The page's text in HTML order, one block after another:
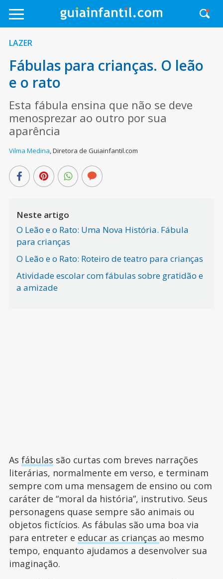
LAZER
Fábulas para crianças. O leão
e o rato
Esta fábula ensina que não se deve
menosprezar ao outro por sua
aparência
Vilma Medina,Diretora de Guiainfantil.com
Neste artigo
O Leão e o Rato: Uma Nova História. Fábula
para crianças
O Leão e o Rato: Roteiro de teatro para crianças
Atividade escolar com fábulas sobre gratidão e
a amizade
As fábulas são curtas com breves narrações
literárias, normalmente em verso, e terminam
sempre com uma mensagem de ensino ou com
caráter de “moral da história”, instrutivo. Seus
personagens quase sempre são animais ou
objetos fictícios. As fábulas são uma boa via
para entreter e educar as crianças ao mesmo
tempo, enquanto ajudamos a desenvolver sua
imaginação.